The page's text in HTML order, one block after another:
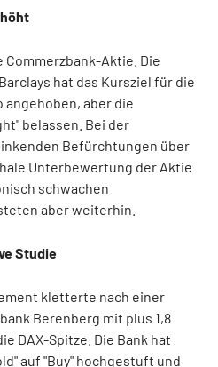
Commerzbank-Aktie. Die
hat das Kursziel für die
angehoben, aber die
belassen. Bei der
Befürchtungen über
Unterbewertung der Aktie
schwachen
aber weiterhin.
Studie
kletterte nach einer
Berenberg mit plus 1,8
DAX-Spitze. Die Bank hat
auf "Buy" hochgestuft und